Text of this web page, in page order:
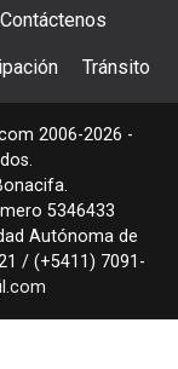
Contáctenos
Tránsito
2006-2026 -
5346433
Autónoma de
/ (+5411) 7091-